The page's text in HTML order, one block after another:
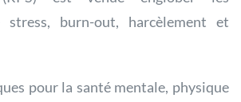
stress, burn-out, harcèlement et
pour la santé mentale, physique